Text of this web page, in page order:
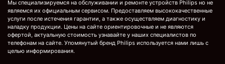
Мы специализируемся на обслуживании и ремонте устройств Philips но не
являемся их официальным сервисом. Предоставляем высококачественные
услуги после истечения гарантии, а также осуществляем диагностику и
наладку продукции. Цены на сайте ориентировочные и не являются
офертой, актуальную стоимость узнавайте у наших специалистов по
телефонам на сайте. Упомянутый бренд Philips используется нами лишь с
целью информирования.